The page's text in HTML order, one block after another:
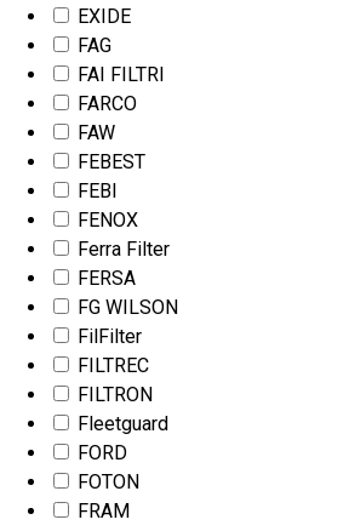
EXIDE
FAG
FAI FILTRI
FARCO
FAW
FEBEST
FEBI
FENOX
Ferra Filter
FERSA
FG WILSON
FilFilter
FILTREC
FILTRON
Fleetguard
FORD
FOTON
FRAM